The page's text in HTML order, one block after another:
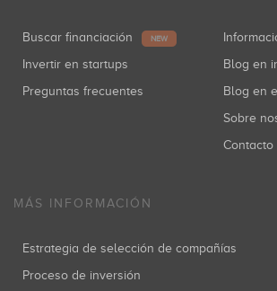
Buscar financiación NEW
Invertir en startups
Preguntas frecuentes
Blog en
Blog en
Sobre
Contacto
MÁS INFORMACIÓN
Estrategia de selección de compañías
Proceso de inversión